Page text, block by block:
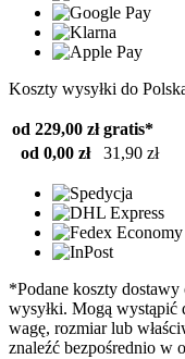
Koszty wysyłki do
od 229,00 zł gratis*
od 0,00 zł
31,90 zł
*Podane koszty
wysyłki. Mogą wystąpić
wagę, rozmiar lub
znaleźć bezpośrednio w